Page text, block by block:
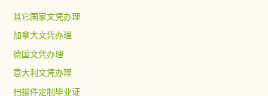
其它国家文凭办理
加拿大文凭办理
德国文凭办理
意大利文凭办理
扫描件定制毕业证